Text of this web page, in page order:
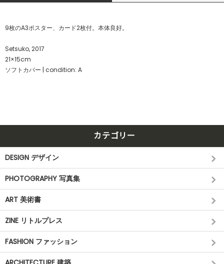
9枚のA3ポスター、カード2枚付。本体良好。
Setsuko, 2017
21×15cm
ソフトカバー | condition: A
カテゴリー
DESIGN デザイン
PHOTOGRAPHY 写真集
ART 美術書
ZINE リトルプレス
FASHION ファッション